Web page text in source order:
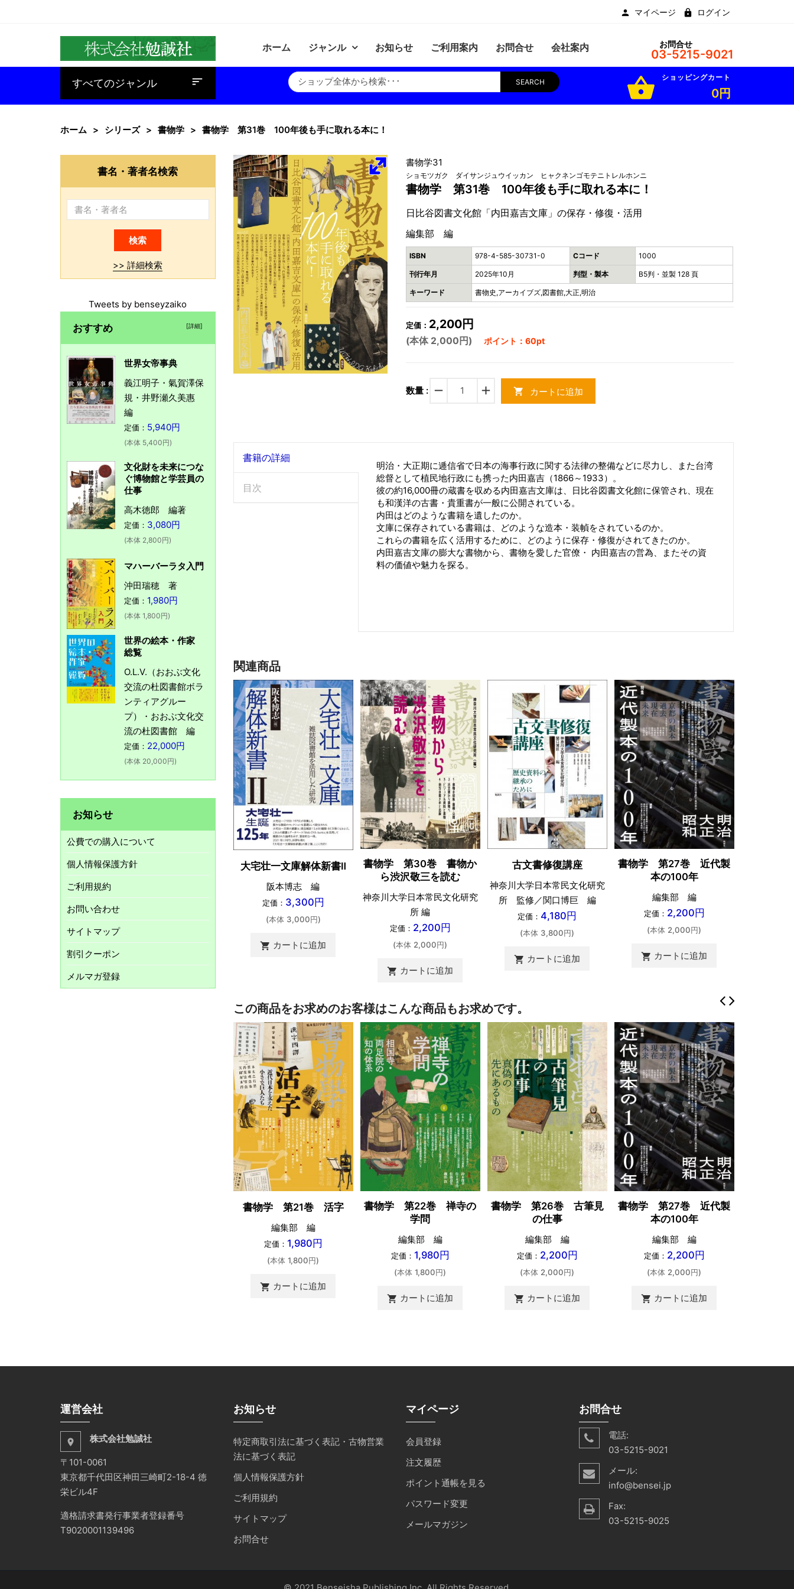
マイページ ログイン
ホーム ジャンル お知らせ ご利用案内 お問合せ 会社案内 お問合せ
03-5215-9021
すべてのジャンル
baseline_sort SEARCH shopping_basket ショッピングカート
0円
ホーム シリーズ 書物学 書物学 第31巻 100年後も手に取れる本に！
書物学31
ショモツガク ダイサンジュウイッカン ヒャクネンゴモテニトレルホンニ
書物学 第31巻 100年後も手に取れる本に！
日比谷図書文化館「内田嘉吉文庫」の保存・修復・活用
編集部 編
ISBN 978-4-585-30731-0 Cコード 1000
刊行年月 2025年10月 判型・製本 B5判・並製 128 頁
キーワード 書物史,アーカイブズ,図書館,大正,明治
定価： 2,200円
(本体 2,000円) ポイント：60pt
数量 : remove add shopping_cart カートに追加
書籍の詳細
目次
明治・大正期に逓信省で日本の海事行政に関する法律の整備などに尽力し、また台湾
総督として植民地行政にも携った内田嘉吉（1866～1933）。
彼の約16,000冊の蔵書を収める内田嘉吉文庫は、日比谷図書文化館に保管され、現在
も和漢洋の古書・貴重書が一般に公開されている。
内田はどのような書籍を遺したのか。
文庫に保存されている書籍は、どのような造本・装幀をされているのか。
これらの書籍を広く活用するために、どのように保存・修復がされてきたのか。
内田嘉吉文庫の膨大な書物から、書物を愛した官僚・ 内田嘉吉の営為、またその資
料の価値や魅力を探る。
関連商品
大宅壮一文庫解体新書Ⅱ
阪本博志 編
定価： 3,300円
(本体 3,000円)
shopping_cart カートに追加
書物学 第30巻 書物か
ら渋沢敬三を読む
神奈川大学日本常民文化研究
所 編
定価： 2,200円
(本体 2,000円)
shopping_cart カートに追加
古文書修復講座
神奈川大学日本常民文化研究
所 監修／関口博巨 編
定価： 4,180円
(本体 3,800円)
shopping_cart カートに追加
書物学 第27巻 近代製
本の100年
編集部 編
定価： 2,200円
(本体 2,000円)
shopping_cart カートに追加
この商品をお求めのお客様はこんな商品もお求めです。
書物学 第21巻 活字
編集部 編
定価： 1,980円
(本体 1,800円)
shopping_cart カートに追加
書物学 第22巻 禅寺の
学問
編集部 編
定価： 1,980円
(本体 1,800円)
shopping_cart カートに追加
書物学 第26巻 古筆見
の仕事
編集部 編
定価： 2,200円
(本体 2,000円)
shopping_cart カートに追加
書物学 第27巻 近代製
本の100年
編集部 編
定価： 2,200円
(本体 2,000円)
shopping_cart カートに追加
書名・著者名検索
>> 詳細検索
Tweets by benseyzaiko
おすすめ [詳細]
世界女帝事典
義江明子・氣賀澤保
規・井野瀬久美惠
編
定価： 5,940円
(本体 5,400円)
文化財を未来につな
ぐ博物館と学芸員の
仕事
高木徳郎 編著
定価： 3,080円
(本体 2,800円)
マハーバーラタ入門
沖田瑞穂 著
定価： 1,980円
(本体 1,800円)
世界の絵本・作家
総覧
O.L.V.（おおぶ文化
交流の杜図書館ボラ
ンティアグルー
プ）・おおぶ文化交
流の杜図書館 編
定価： 22,000円
(本体 20,000円)
お知らせ
公費での購入について
個人情報保護方針
ご利用規約
お問い合わせ
サイトマップ
割引クーポン
メルマガ登録
運営会社
place 株式会社勉誠社
〒101-0061
東京都千代田区神田三崎町2-18-4 徳
栄ビル4F
適格請求書発行事業者登録番号
T9020001139496
お知らせ
特定商取引法に基づく表記・古物営業
法に基づく表記
個人情報保護方針
ご利用規約
サイトマップ
お問合せ
マイページ
会員登録
注文履歴
ポイント通帳を見る
パスワード変更
メールマガジン
お問合せ
電話:
03-5215-9021
メール:
info@bensei.jp
Fax:
03-5215-9025